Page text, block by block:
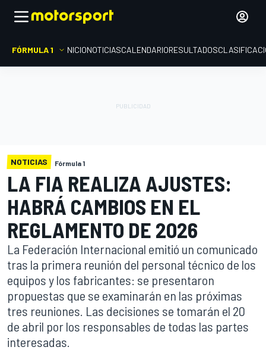
FÓRMULA 1 INICIONOTICIASCALENDARIORESULTADOS
NOTICIAS Fórmula 1
LA FIA REALIZA AJUSTES:
HABRÁ CAMBIOS EN EL
REGLAMENTO DE 2026
La Federación Internacional emitió un comunicado
tras la primera reunión del personal técnico de los
equipos y los fabricantes: se presentaron
propuestas que se examinarán en las próximas
tres reuniones. Las decisiones se tomarán el 20
de abril por los responsables de todas las partes
interesadas.